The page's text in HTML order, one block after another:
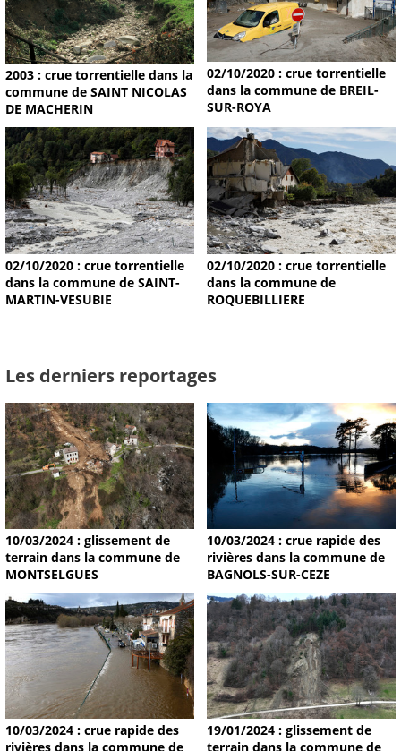
2003 : crue torrentielle dans la
commune de SAINT NICOLAS
DE MACHERIN
02/10/2020 : crue torrentielle
dans la commune de BREIL-
SUR-ROYA
02/10/2020 : crue torrentielle
dans la commune de SAINT-
MARTIN-VESUBIE
02/10/2020 : crue torrentielle
dans la commune de
ROQUEBILLIERE
Les derniers reportages
10/03/2024 : glissement de
terrain dans la commune de
MONTSELGUES
10/03/2024 : crue rapide des
rivières dans la commune de
BAGNOLS-SUR-CEZE
10/03/2024 : crue rapide des
rivières dans la commune de
19/01/2024 : glissement de
terrain dans la commune de